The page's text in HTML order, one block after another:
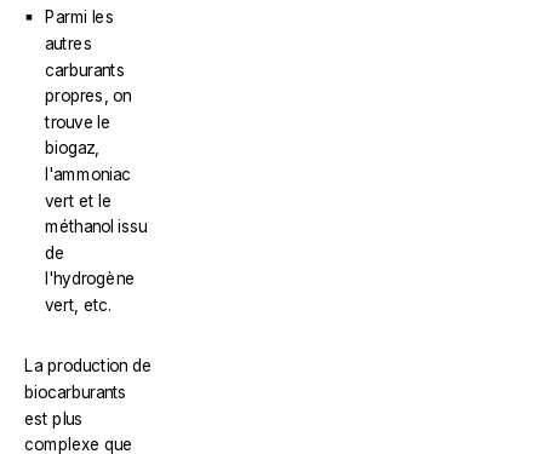
Parmi les
autres
carburants
propres, on
trouve le
biogaz,
l'ammoniac
vert et le
méthanol issu
de
l'hydrogène
vert, etc.
La production de
biocarburants
est plus
complexe que